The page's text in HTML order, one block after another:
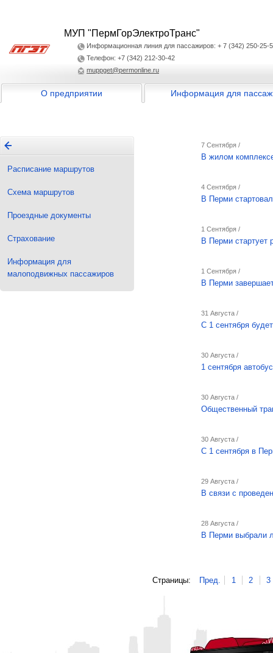
МУП "ПермГорЭлектроТранс"
Информационная линия для пассажиров: + 7 (342) 250-25-
Телефон: +7 (342) 212-30-42
muppget@permonline.ru
О предприятии Информация для
Расписание маршрутов
Схема маршрутов
Проездные документы
Страхование
Информация для
малоподвижных пассажиров
7 Сентября /
В жилом
4 Сентября /
В Перми
1 Сентября /
В Перми стартует
1 Сентября /
В Перми
31 Августа /
C 1 сентября
30 Августа /
1 сентября
30 Августа /
Общественный
30 Августа /
С 1 сентября в
29 Августа /
В связи с
28 Августа /
В Перми выбрали
Страницы: Пред. 1 2 3